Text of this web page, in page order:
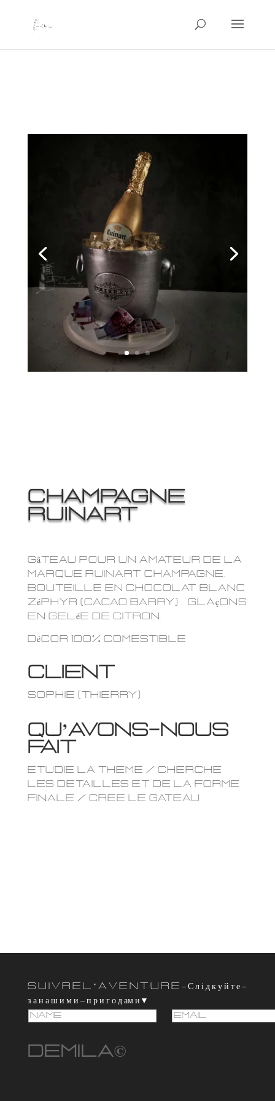
Champagne
Ruinart
Gâteau pour un amateur de la
marque Ruinart champagne.
Bouteille en chocolat blanc
Zéphyr (Cacao Barry) . Glaçons
en gelée de citron.
Décor 100% comestible
CLIENT
Sophie (Thierry)
qu’avons-nous
fait
Etudie la theme / Cherche
les detailles et de la forme
finale / Cree le gateau
S u i v r e l ‘ a v e n t u r e – С л і д к у й т е –
з а н а ш и м и – п р и г о д ам и▼
D E M I L A ©